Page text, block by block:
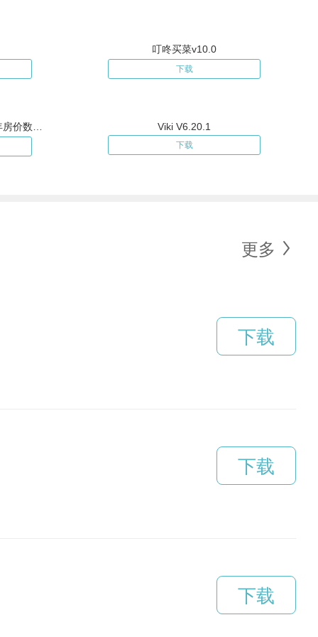
叮咚买菜v10.0
下载
Viki V6.20.1
下载
更多
下载
下载
下载